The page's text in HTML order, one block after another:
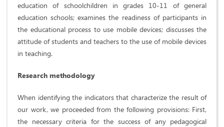
education of schoolchildren in grades 10-11 of general
education schools; examines the readiness of participants in
the educational process to use mobile devices; discusses the
attitude of students and teachers to the use of mobile devices
in teaching.
Research methodology
When identifying the indicators that characterize the result of
our work, we proceeded from the following provisions: First,
the necessary criteria for the success of any pedagogical